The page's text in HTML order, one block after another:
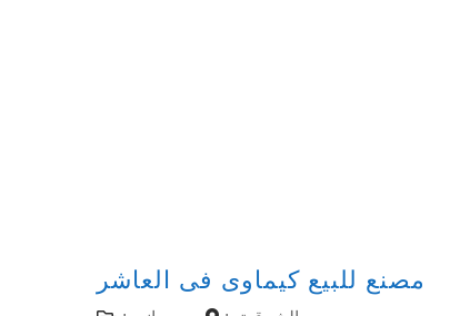
مصنع للبيع كيماوى فى العاشر